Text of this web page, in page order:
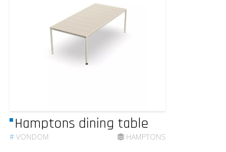
Hamptons dining table
#VONDOM HAMPTONS